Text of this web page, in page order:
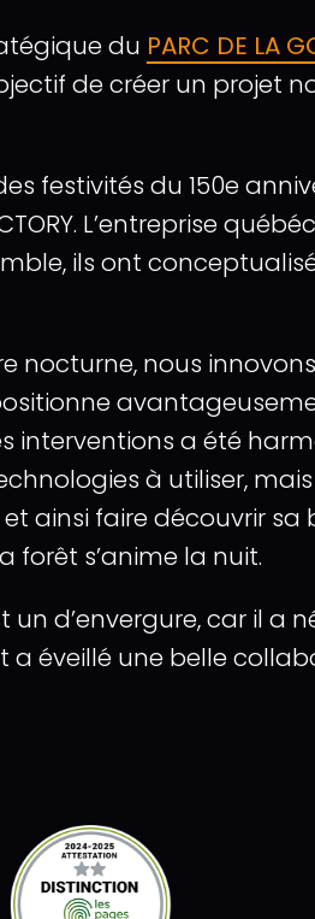
du PARC DE LA
de créer un projet
festivités du 150e
L’entreprise
ils ont
nocturne, nous
interventions a été
à utiliser,
ainsi faire découvrir sa
forêt s’anime la nuit.
d’envergure, car il a
éveillé une belle